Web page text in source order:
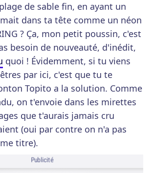
de sable fin, en ayant un
dans ta tête comme un néon
? Ça, mon petit poussin, c'est
besoin de nouveauté, d'inédit,
quoi ! Évidemment, si tu viens
par ici, c'est que tu te
Topito a la solution. Comme
on t'envoie dans les mirettes
que t'aurais jamais cru
(oui par contre on n'a pas
titre).
Publicité